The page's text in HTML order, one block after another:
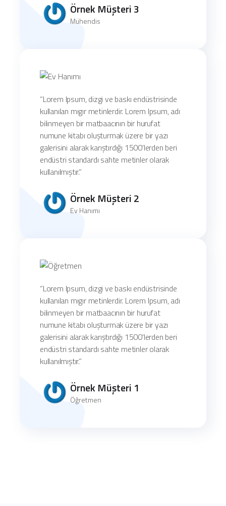
Örnek Müşteri 3
Mühendis
“Lorem Ipsum, dizgi ve baskı endüstrisinde
kullanılan mıgır metinlerdir. Lorem Ipsum, adı
bilinmeyen bir matbaacının bir hurufat
numune kitabı oluşturmak üzere bir yazı
galerisini alarak karıştırdığı 1500'lerden beri
endüstri standardı sahte metinler olarak
kullanılmıştır.”
Örnek Müşteri 2
Ev Hanımı
“Lorem Ipsum, dizgi ve baskı endüstrisinde
kullanılan mıgır metinlerdir. Lorem Ipsum, adı
bilinmeyen bir matbaacının bir hurufat
numune kitabı oluşturmak üzere bir yazı
galerisini alarak karıştırdığı 1500'lerden beri
endüstri standardı sahte metinler olarak
kullanılmıştır.”
Örnek Müşteri 1
Öğretmen